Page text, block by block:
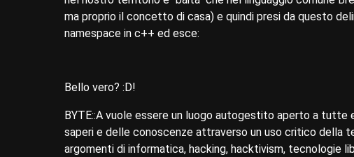
ma proprio il concetto di casa) e quindi presi da questo
namespace in c++ ed esce:
Bello vero? :D!
BYTE::A vuole essere un luogo autogestito aperto a
saperi e delle conoscenze attraverso un uso critico della
argomenti di informatica, hacking, hacktivism, tecnologie